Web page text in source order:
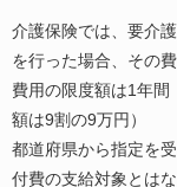
介護保険では、要介
を行った場合、その
費用の限度額は1年
額は9割の9万円）
都道府県から指定を
付費の支給対象とは